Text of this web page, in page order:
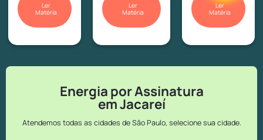
Ler
Matéria
Ler
Matéria
Ler
Matéria
Energia por Assinatura
em Jacareí
Atendemos todas as cidades de São Paulo, selecione sua cidade.